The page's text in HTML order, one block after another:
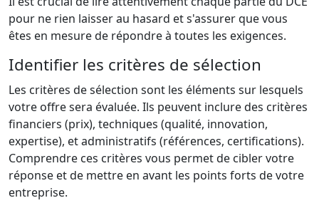
pour ne rien laisser au hasard et s'assurer que vous
êtes en mesure de répondre à toutes les exigences.
Identifier les critères de sélection
Les critères de sélection sont les éléments sur lesquels
votre offre sera évaluée. Ils peuvent inclure des critères
financiers (prix), techniques (qualité, innovation,
expertise), et administratifs (références, certifications).
Comprendre ces critères vous permet de cibler votre
réponse et de mettre en avant les points forts de votre
entreprise.